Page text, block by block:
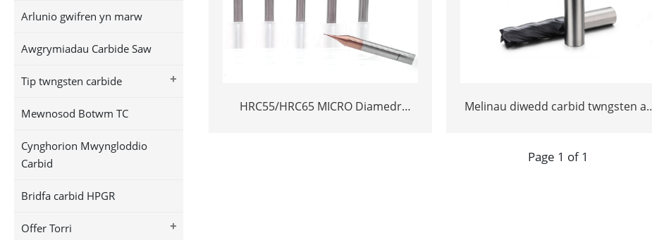
Arlunio gwifren yn marw
Awgrymiadau Carbide Saw
+
Tip twngsten carbide
Mewnosod Botwm TC
Cynghorion Mwyngloddio
Carbid
Bridfa carbid HPGR
+
Offer Torri
HRC55/HRC65 MICRO Diamedr
Melinau diwedd carbid twngsten ar
Page 1 of 1